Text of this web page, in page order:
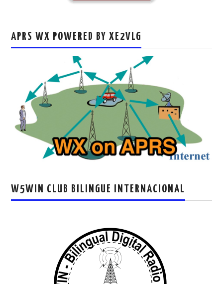
APRS WX POWERED BY XE2VLG
W5WIN CLUB BILINGUE INTERNACIONAL